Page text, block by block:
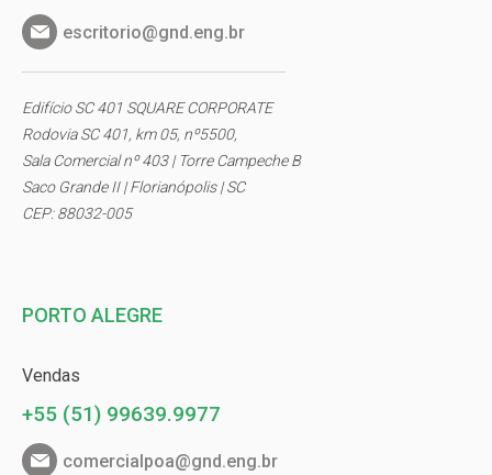
escritorio@gnd.eng.br
Edifício SC 401 SQUARE CORPORATE
Rodovia SC 401, km 05, nº5500,
Sala Comercial nº 403 | Torre Campeche B
Saco Grande II | Florianópolis | SC
CEP: 88032-005
PORTO ALEGRE
Vendas
+55 (51) 99639.9977
comercialpoa@gnd.eng.br